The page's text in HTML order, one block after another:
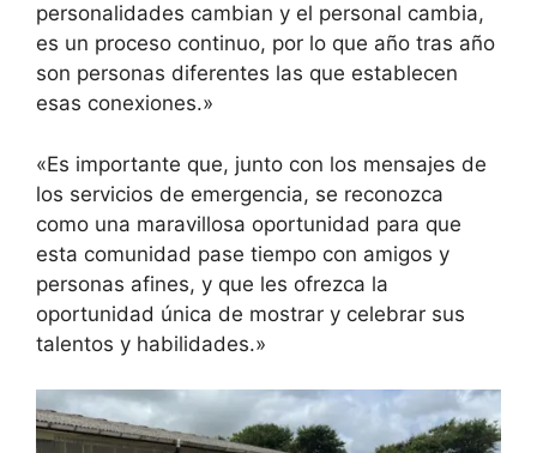
personalidades cambian y el personal cambia,
es un proceso continuo, por lo que año tras año
son personas diferentes las que establecen
esas conexiones.»
«Es importante que, junto con los mensajes de
los servicios de emergencia, se reconozca
como una maravillosa oportunidad para que
esta comunidad pase tiempo con amigos y
personas afines, y que les ofrezca la
oportunidad única de mostrar y celebrar sus
talentos y habilidades.»